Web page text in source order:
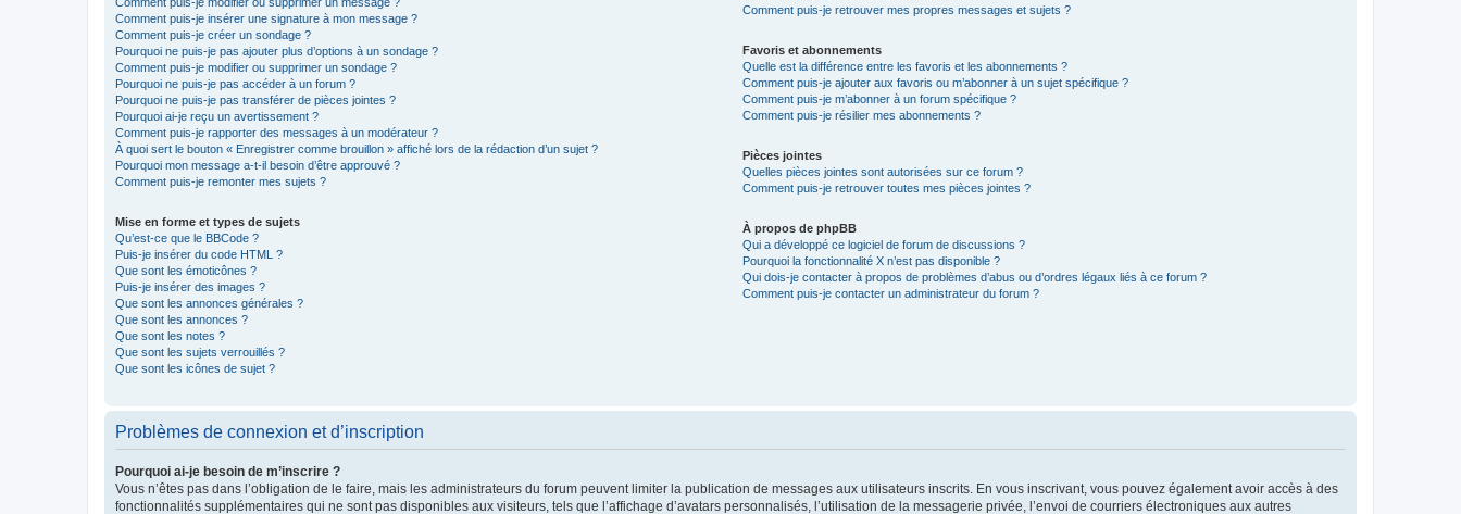
Comment puis-je insérer une signature à mon message ?
Comment puis-je créer un sondage ?
Pourquoi ne puis-je pas ajouter plus d’options à un sondage ?
Comment puis-je modifier ou supprimer un sondage ?
Pourquoi ne puis-je pas accéder à un forum ?
Pourquoi ne puis-je pas transférer de pièces jointes ?
Pourquoi ai-je reçu un avertissement ?
Comment puis-je rapporter des messages à un modérateur ?
À quoi sert le bouton « Enregistrer comme brouillon » affiché lors de la rédaction d’un sujet ?
Pourquoi mon message a-t-il besoin d’être approuvé ?
Comment puis-je remonter mes sujets ?
Mise en forme et types de sujets
Qu’est-ce que le BBCode ?
Puis-je insérer du code HTML ?
Que sont les émoticônes ?
Puis-je insérer des images ?
Que sont les annonces générales ?
Que sont les annonces ?
Que sont les notes ?
Que sont les sujets verrouillés ?
Que sont les icônes de sujet ?
Comment puis-je retrouver mes propres messages et sujets ?
Favoris et abonnements
Quelle est la différence entre les favoris et les abonnements ?
Comment puis-je ajouter aux favoris ou m’abonner à un sujet spécifique ?
Comment puis-je m’abonner à un forum spécifique ?
Comment puis-je résilier mes abonnements ?
Pièces jointes
Quelles pièces jointes sont autorisées sur ce forum ?
Comment puis-je retrouver toutes mes pièces jointes ?
À propos de phpBB
Qui a développé ce logiciel de forum de discussions ?
Pourquoi la fonctionnalité X n’est pas disponible ?
Qui dois-je contacter à propos de problèmes d’abus ou d’ordres légaux liés à ce forum ?
Comment puis-je contacter un administrateur du forum ?
Problèmes de connexion et d’inscription
Pourquoi ai-je besoin de m’inscrire ?
Vous n’êtes pas dans l’obligation de le faire, mais les administrateurs du forum peuvent limiter la publication de messages aux utilisateurs inscrits. En vous inscrivant, vous pouvez également avoir accès à des
fonctionnalités supplémentaires qui ne sont pas disponibles aux visiteurs, tels que l’affichage d’avatars personnalisés, l’utilisation de la messagerie privée, l’envoi de courriers électroniques aux autres